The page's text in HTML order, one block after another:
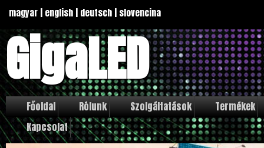
magyar | english | deutsch | slovencina
GigaLED
Főoldal Rólunk Szolgáltatások
Termékek
Kapcsolat